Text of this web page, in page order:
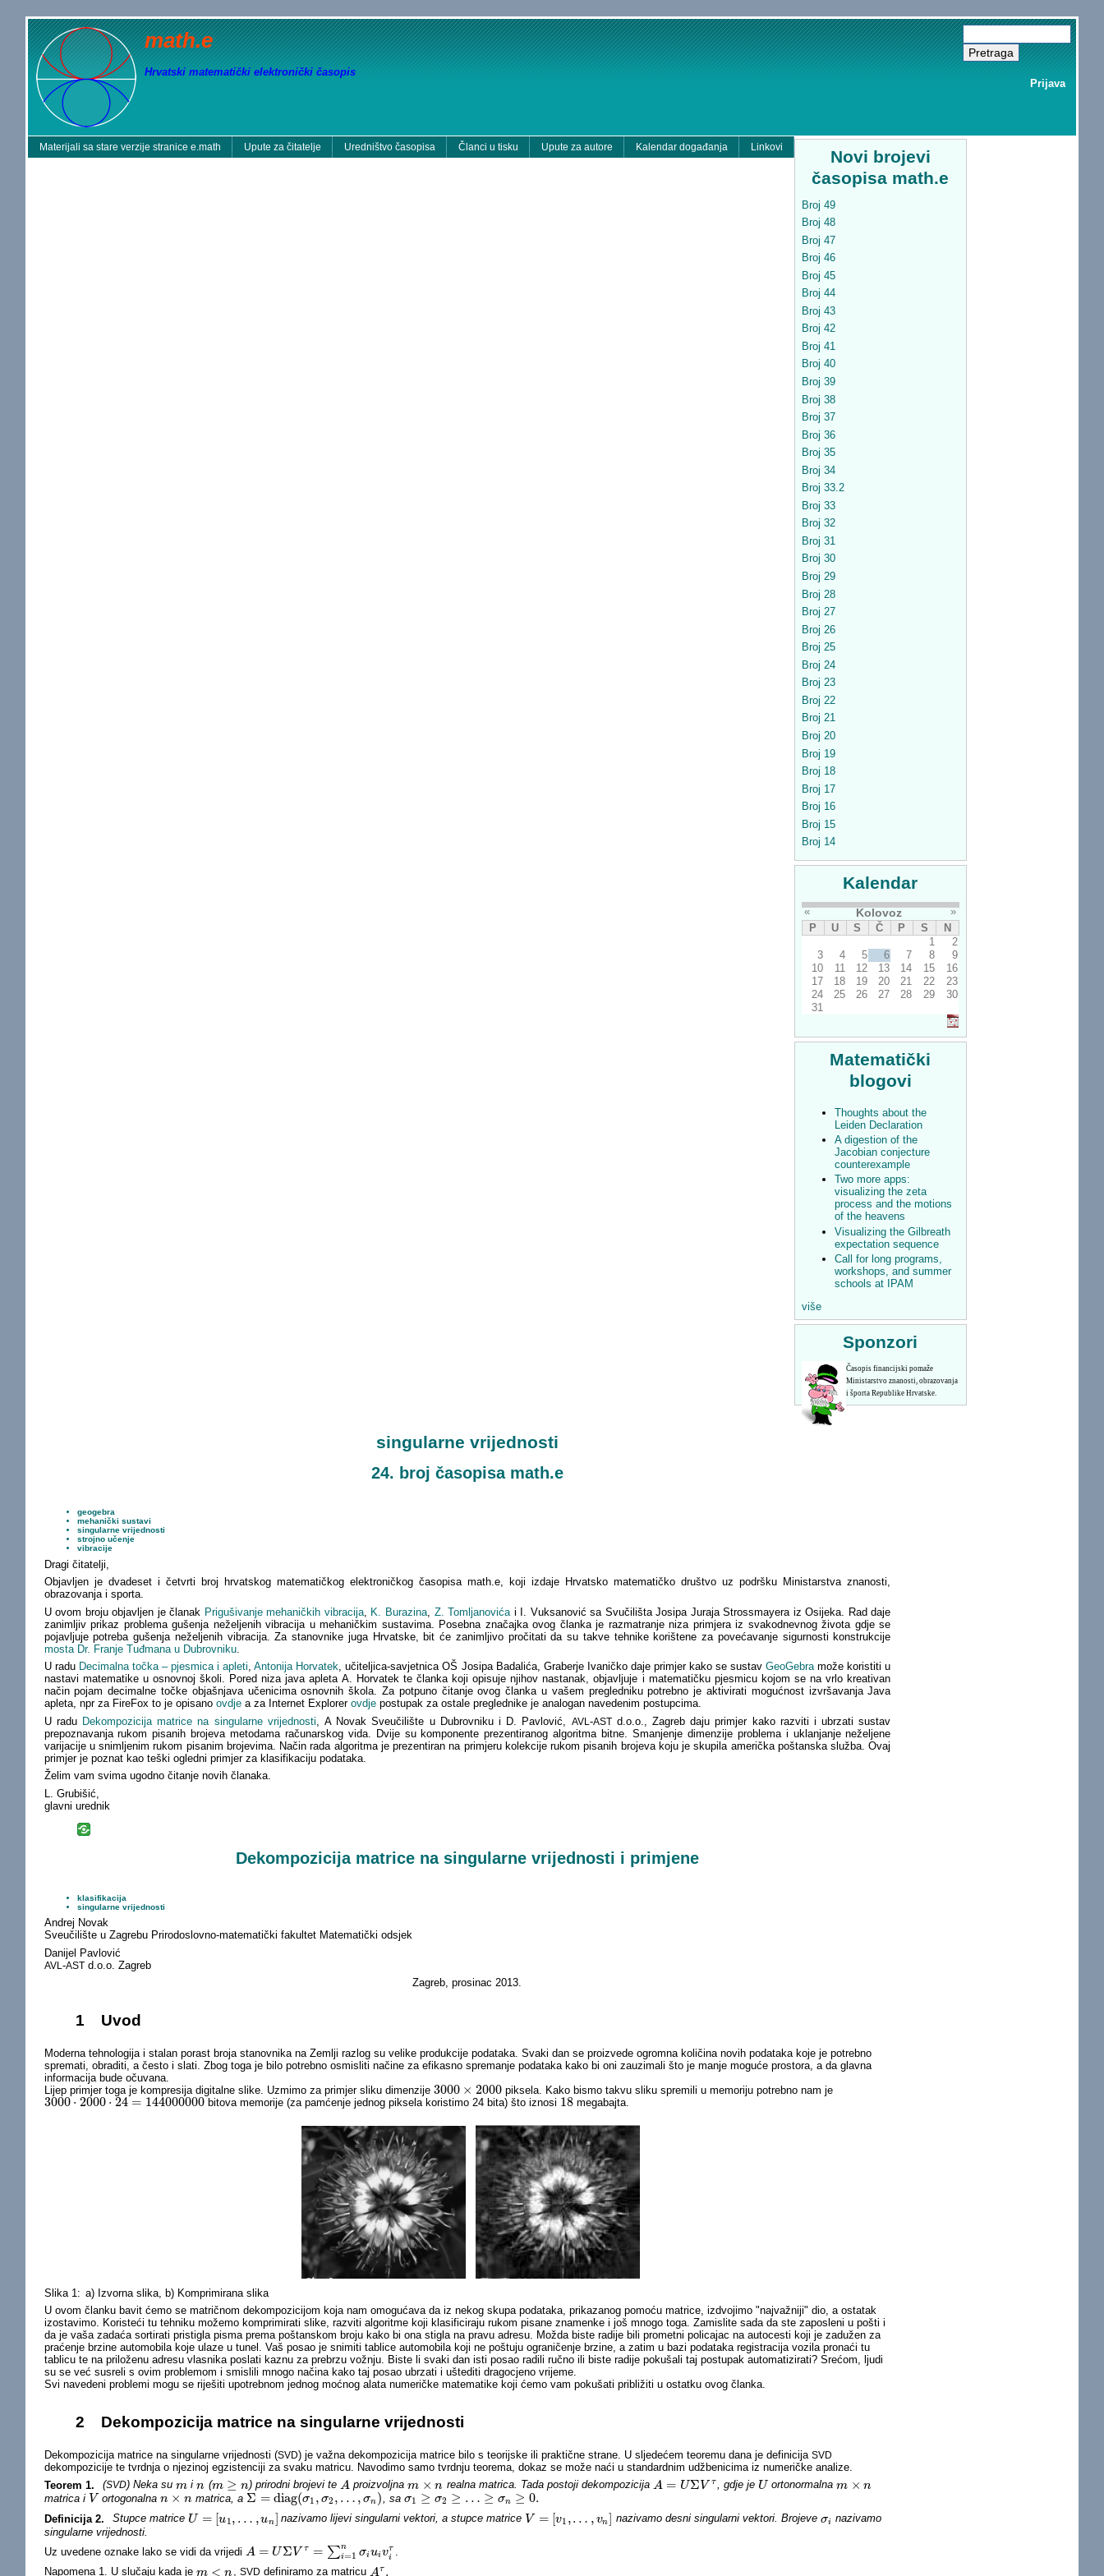
math.e
Hrvatski matematički elektronički časopis
Prijava
Materijali sa stare verzije stranice e.math Upute za čitatelje Uredništvo časopisa Članci u tisku Upute za autore Kalendar događanja Linkovi
Novi brojevi
časopisa math.e
Broj 49
Broj 48
Broj 47
Broj 46
Broj 45
Broj 44
Broj 43
Broj 42
Broj 41
Broj 40
Broj 39
Broj 38
Broj 37
Broj 36
Broj 35
Broj 34
Broj 33.2
Broj 33
Broj 32
Broj 31
Broj 30
Broj 29
Broj 28
Broj 27
Broj 26
Broj 25
Broj 24
Broj 23
Broj 22
Broj 21
Broj 20
Broj 19
Broj 18
Broj 17
Broj 16
Broj 15
Broj 14
Kalendar
« Kolovoz
»
P
U S Č P S
N
1
2
3
4 5 6 7 8
9
10
11 12 13 14 15
16
17
18 19 20 21 22
23
24
25 26 27 28 29
30
31
Matematički
blogovi
Thoughts about the
Leiden Declaration
A digestion of the
Jacobian conjecture
counterexample
Two more apps:
visualizing the zeta
process and the motions
of the heavens
Visualizing the Gilbreath
expectation sequence
Call for long programs,
workshops, and summer
schools at IPAM
više
Sponzori
Časopis financijski pomaže
Ministarstvo znanosti, obrazovanja
i športa Republike Hrvatske.
singularne vrijednosti
24. broj časopisa math.e
geogebra
mehanički sustavi
singularne vrijednosti
strojno učenje
vibracije
Dragi čitatelji,
Objavljen je dvadeset i četvrti broj hrvatskog matematičkog elektroničkog časopisa math.e, koji izdaje Hrvatsko matematičko društvo uz podršku Ministarstva znanosti,
obrazovanja i sporta.
U ovom broju objavljen je članak Prigušivanje mehaničkih vibracija, K. Burazina, Z. Tomljanovića i I. Vuksanović sa Svučilišta Josipa Juraja Strossmayera iz Osijeka. Rad daje
zanimljiv prikaz problema gušenja neželjenih vibracija u mehaničkim sustavima. Posebna značajka ovog članka je razmatranje niza primjera iz svakodnevnog života gdje se
pojavljuje potreba gušenja neželjenih vibracija. Za stanovnike juga Hrvatske, bit će zanimljivo pročitati da su takve tehnike korištene za povećavanje sigurnosti konstrukcije
mosta Dr. Franje Tuđmana u Dubrovniku.
U radu Decimalna točka – pjesmica i apleti,Antonija Horvatek, učiteljica-savjetnica OŠ Josipa Badalića, Graberje Ivaničko daje primjer kako se sustavGeoGebramože koristiti u
nastavi matematike u osnovnoj školi. Pored niza java apleta A. Horvatek te članka koji opisuje njihov nastanak, objavljuje i matematičku pjesmicu kojom se na vrlo kreativan
način pojam decimalne točke objašnjava učenicima osnovnih škola. Za potpuno čitanje ovog članka u vašem pregledniku potrebno je aktivirati mogućnost izvršavanja Java
apleta, npr za FireFox to je opisano ovdjea za Internet Explorer ovdjepostupak za ostale preglednike je analogan navedenim postupcima.
U radu Dekompozicija matrice na singularne vrijednosti , A Novak Sveučilište u Dubrovniku i D. Pavlović, AVL-ASTd.o.o., Zagreb daju primjer kako razviti i ubrzati sustav
prepoznavanja rukom pisanih brojeva metodama računarskog vida. Dvije su komponente prezentiranog algoritma bitne. Smanjenje dimenzije problema i uklanjanje neželjene
varijacije u snimljenim rukom pisanim brojevima. Način rada algoritma je prezentiran na primjeru kolekcije rukom pisanih brojeva koju je skupila američka poštanska služba. Ovaj
primjer je poznat kao teški ogledni primjer za klasifikaciju podataka.
Želim vam svima ugodno čitanje novih članaka.
L. Grubišić,
glavni urednik
Dekompozicija matrice na singularne vrijednosti i primjene
klasifikacija
singularne vrijednosti
Andrej Novak
Sveučilište u Zagrebu Prirodoslovno-matematički fakultet Matematički odsjek
Danijel Pavlović
AVL -ASTd.o.o. Zagreb
Zagreb, prosinac 2013.
1 Uvod
Moderna tehnologija i stalan porast broja stanovnika na Zemlji razlog su velike produkcije podataka. Svaki dan se proizvede ogromna količina novih podataka koje je potrebno
spremati, obraditi, a često i slati. Zbog toga je bilo potrebno osmisliti načine za efikasno spremanje podataka kako bi oni zauzimali što je manje moguće prostora, a da glavna
informacija bude očuvana.
Lijep primjer toga je kompresija digitalne slike. Uzmimo za primjer sliku dimenzije 3000 × 2000
3000× 2000 piksela. Kako bismo takvu sliku spremili u memoriju potrebno nam je
3000 ⋅ 2000 ⋅ 24 = 144000000
3000⋅2000⋅24 = 144000000 bitova memorije (za pamćenje jednog piksela koristimo 24 bita) što iznosi 18
18 megabajta.
Slika 1: a) Izvorna slika, b) Komprimirana slika
U ovom članku bavit ćemo se matričnom dekompozicijom koja nam omogućava da iz nekog skupa podataka, prikazanog pomoću matrice, izdvojimo "najvažniji" dio, a ostatak
izostavimo. Koristeći tu tehniku možemo komprimirati slike, razviti algoritme koji klasificiraju rukom pisane znamenke i još mnogo toga. Zamislite sada da ste zaposleni u pošti i
da je vaša zadaća sortirati pristigla pisma prema poštanskom broju kako bi ona stigla na pravu adresu. Možda biste radije bili prometni policajac na autocesti koji je zadužen za
praćenje brzine automobila koje ulaze u tunel. Vaš posao je snimiti tablice automobila koji ne poštuju ograničenje brzine, a zatim u bazi podataka registracija vozila pronaći tu
tablicu te na priloženu adresu vlasnika poslati kaznu za prebrzu vožnju. Biste li svaki dan isti posao radili ručno ili biste radije pokušali taj postupak automatizirati? Srećom, ljudi
su se već susreli s ovim problemom i smislili mnogo načina kako taj posao ubrzati i uštediti dragocjeno vrijeme.
Svi navedeni problemi mogu se riješiti upotrebnom jednog moćnog alata numeričke matematike koji ćemo vam pokušati približiti u ostatku ovog članka.
2 Dekompozicija matrice na singularne vrijednosti
Dekompozicija matrice na singularne vrijednosti (SVD) je važna dekompozicija matrice bilo s teorijske ili praktične strane. U sljedećem teoremu dana je definicija SVD
dekompozicije te tvrdnja o njezinoj egzistenciji za svaku matricu. Navodimo samo tvrdnju teorema, dokaz se može naći u standardnim udžbenicima iz numeričke analize.
Teorem 1.
(SVD) Neka sum
m in
n (m ≥ n
m≥ n ) prirodni brojevi te A
A proizvoljnam × n
m× n realna matrica. Tada postoji dekompozicija A = UΣ V τ
A= UΣ Vτ , gdje je U
U ortonormalna m × n
m× n
matrica i V
V ortogonalna n × n
n× n matrica, a Σ = diag(σ1 , σ2 , … , σn )
Σ= diag(σ1,σ2, …,σ n ) , sa σ1 ≥ σ2 ≥ … ≥ σn ≥ 0.
σ1 ≥σ2 ≥… ≥σ n ≥ 0.
Definicija 2.
Stupce matrice U = [u1, … , un]
U= [u1 ,… ,u n] nazivamo lijevi singularni vektori, a stupce matrice V = [v1 , … , vn]
V= [v1 ,… , v n ] nazivamo desni singularni vektori. Brojeve σi
σi nazivamo
singularne vrijednosti.
Uz uvedene oznake lako se vidi da vrijedi A = UΣ V τ = ∑n
i=1 σiuivτ
i
A= UΣVτ=∑i= nσ u viτ
Napomena 1. U slučaju kada je m < n
m< n , SVD definiramo za matricu Aτ .
Aτ.